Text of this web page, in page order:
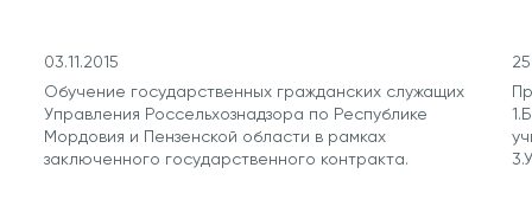
03.11.2015
Обучение государственных гражданских служащих
Управления Россельхознадзора по Республике
Мордовия и Пензенской области в рамках
заключенного государственного контракта.